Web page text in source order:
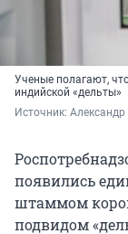
Ученые полагают,
индийской «дельты»
Источник: Александр
появились
штаммом
подвидом